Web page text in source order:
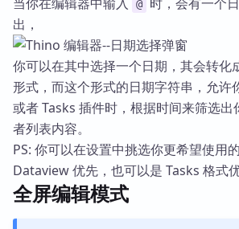
@
出，
你可以在其中选择一个日期，其会转化
形式，而这个形式的日期字符串，允
或者 Tasks 插件时，根据时间来筛选
者列表内容。
PS: 你可以在设置中挑选你更希望使用
Dataview 优先，也可以是 Tasks 格式优
全屏编辑模式